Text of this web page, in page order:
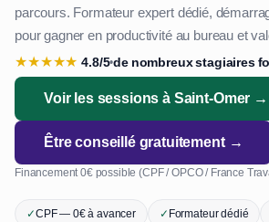
parcours. Formateur expert dédié,
pour gagner en productivité au bureau et
★★★★★ 4.8/5•de nombreux stagiaires
Voir les sessions à Saint-Omer →
Être conseillé gratuitement →
Financement 0€ possible (CPF / OPCO / France
✓CPF — 0€ à avancer ✓Formateur dédié